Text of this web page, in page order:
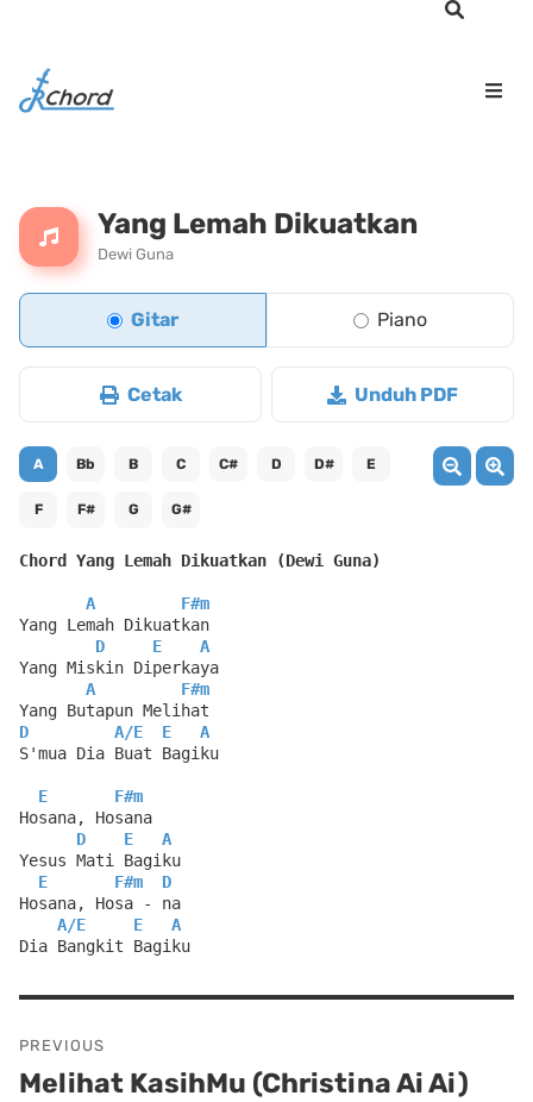
Yang Lemah Dikuatkan
Dewi Guna
Gitar Piano
Cetak Unduh PDF
A Bb B C C# D D# E
F F# G G#
Chord Yang Lemah Dikuatkan (Dewi Guna)
A
F#m
Yang Lemah Dikuatkan
D
E
A
Yang Miskin Diperkaya
A
F#m
Yang Butapun Melihat
D
A/E E
A
S'mua Dia Buat Bagiku
E
F#m
Hosana, Hosana
D
E
A
Yesus Mati Bagiku
E
F#m
D
Hosana, Hosa - na
A/E E
A
Dia Bangkit Bagiku
navigation
PREVIOUS
Previous
Melihat KasihMu (Christina Ai Ai)